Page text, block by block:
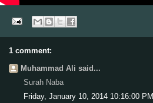
1 comment:
Muhammad Ali said...
Surah Naba
Friday, January 10, 2014 10:16:00 PM